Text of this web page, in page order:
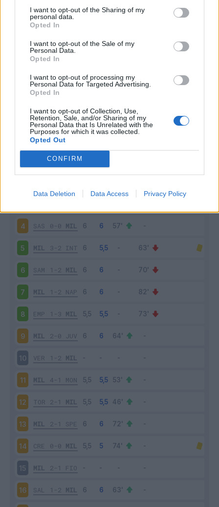
I want to opt-out of the Sharing of my
personal data.
Opted In
I want to opt-out of the Sale of my
Personal Data.
Opted In
I want to opt-out of processing my
Personal Data for Targeted Advertising.
Opted In
I want to opt-out of Collection, Use,
Retention, Sale, and/or Sharing of my
Personal Data that Is Unrelated with the
Purposes for which it was collected.
Opted Out
CONFIRM
Data Deletion Data Access Privacy Policy
Infortunato 0 - 0%
Scarica riepilogo
stagionale
Scarica
Giornata
4-2 UDI
4 SAS 0-0 MIL
5 MIL 3-2 INT
6 SAM 1-2 MIL
7 MIL 1-2 NAP
8 EMP 1-3 MIL
9 MIL 2-0 JUV
10 VER 1-2 MIL
11 MIL 4-1 MON
12 TOR 2-1 MIL
13 MIL 2-1 SPE
14 CRE 0-0 MIL
15 MIL 2-1 FIO
16 SAL 1-2 MIL